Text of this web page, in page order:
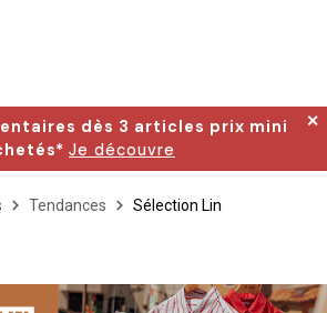
dès 3 articles prix mini
Je découvre
✕
Tendances Sélection Lin